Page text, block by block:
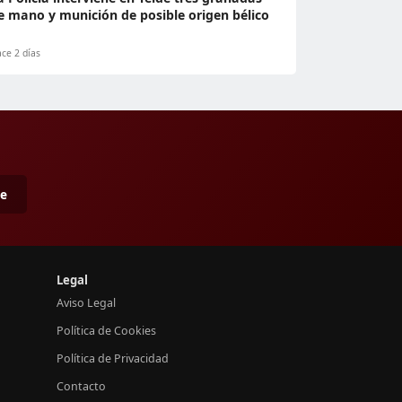
mano y munición de posible origen bélico
2 días
Legal
Aviso Legal
Política de Cookies
Política de Privacidad
Contacto